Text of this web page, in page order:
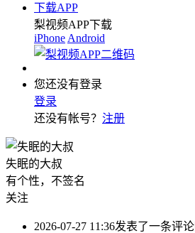
下载APP
梨视频APP下载
iPhone Android
您还没有登录
登录
还没有帐号？ 注册
失眠的大叔
有个性，不签名
关注
2026-07-27 11:36发表了一条评论